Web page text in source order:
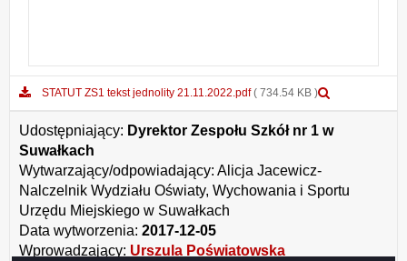
STATUT ZS1 tekst jednolity 21.11.2022.pdf ( 734.54 KB )
Udostępniający: Dyrektor Zespołu Szkół nr 1 w
Suwałkach
Wytwarzający/odpowiadający: Alicja Jacewicz-
Nalczelnik Wydziału Oświaty, Wychowania i Sportu
Urzędu Miejskiego w Suwałkach
Data wytworzenia: 2017-12-05
Wprowadzający: Urszula Poświatowska